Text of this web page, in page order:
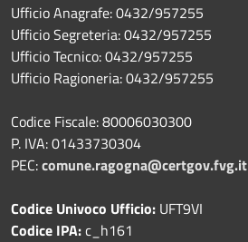
Ufficio Anagrafe: 0432/957255
Ufficio Segreteria: 0432/957255
Ufficio Tecnico: 0432/957255
Ufficio Ragioneria: 0432/957255
Codice Fiscale: 80006030300
P. IVA: 01433730304
PEC:comune.ragogna@certgov.fvg.it
Codice Univoco Ufficio: UFT9VI
Codice IPA:c_h161